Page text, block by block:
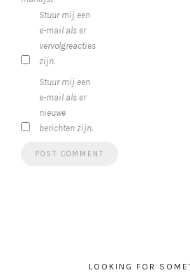
Stuur mij een
e-mail als er
vervolgreacties
zijn.
Stuur mij een
e-mail als er
nieuwe
berichten zijn.
LOOKING FOR